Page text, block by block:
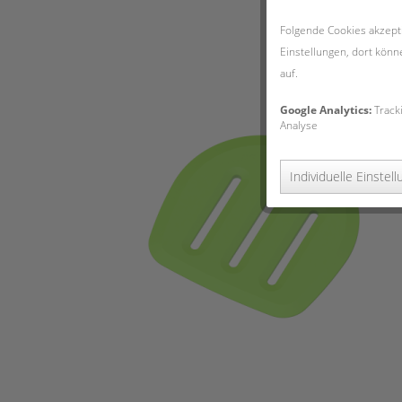
Folgende Cookies
Einstellungen, dort
auf.
Google Analytics:
Analyse
Individuelle